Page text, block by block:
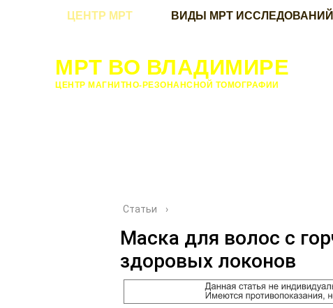
ЦЕНТР МРТ ВИДЫ МРТ ИССЛЕДОВАНИЙ
МРТ ВО ВЛАДИМИРЕ
ЦЕНТР МАГНИТНО-РЕЗОНАНСНОЙ ТОМОГРАФИИ
Статьи ›
Маска для волос с
здоровых локонов